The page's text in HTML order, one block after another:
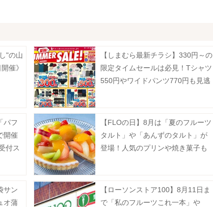
"の山
催》
【しまむら最新チラシ】330円～の
限定タイムセールは必見！Tシャツ
550円やワイドパンツ770円も見逃
パフ
開催
付ス
【FLOの日】8月は「夏のフルーツ
タルト」や「あんずのタルト」が
登場！人気のプリンや焼き菓子も
サン
オ蒲
【ローソンストア100】8月11日ま
で「私のフルーツこれ一本」や